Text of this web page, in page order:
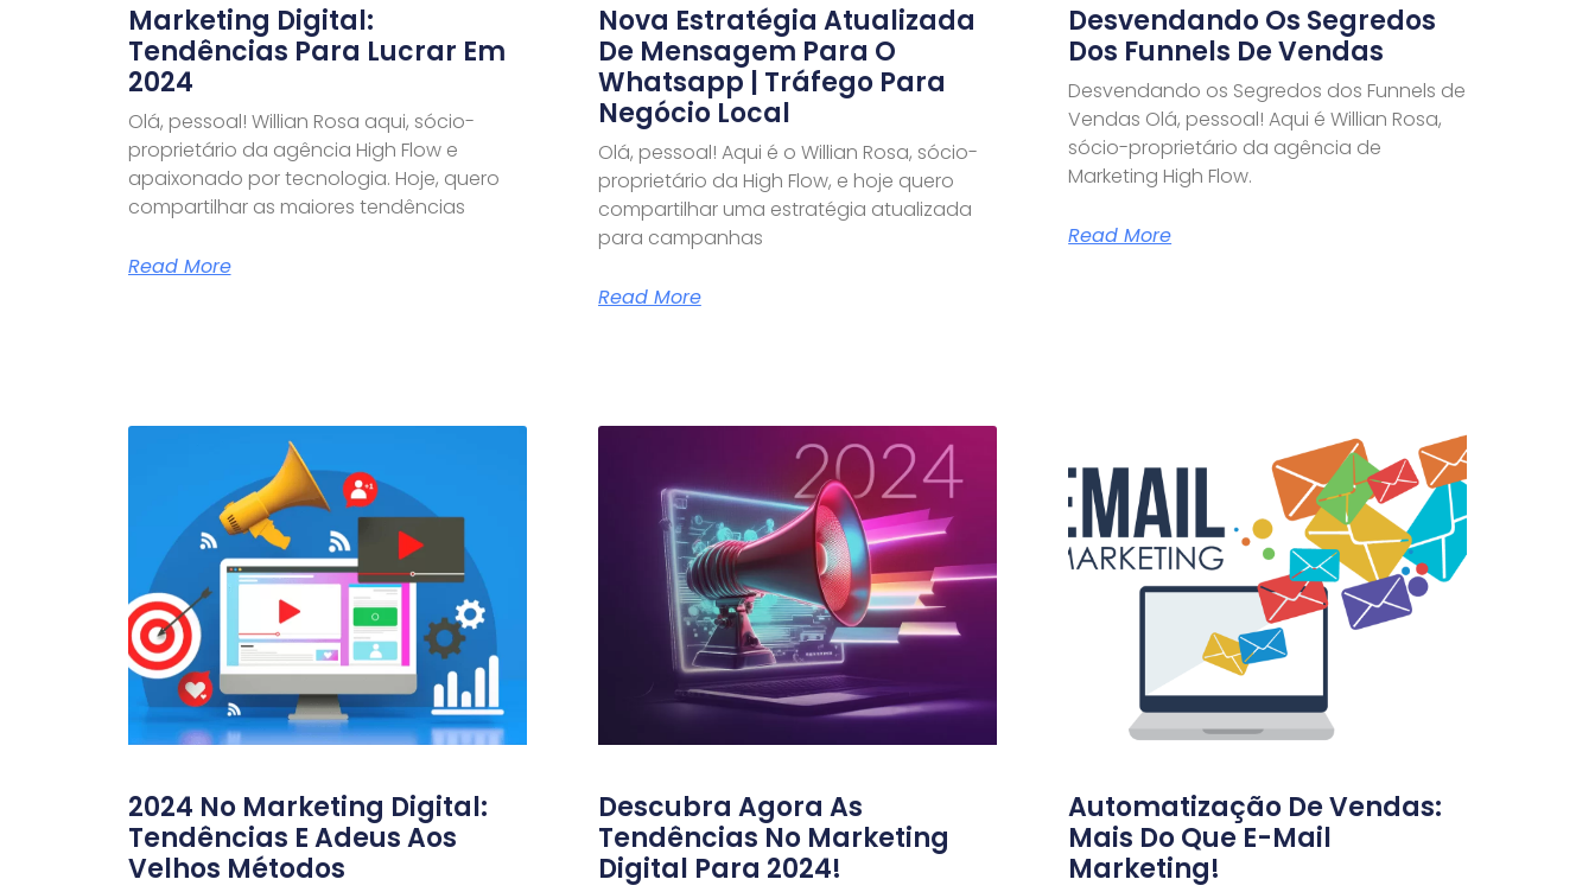
Marketing Digital:
Tendências Para Lucrar Em
2024
Olá, pessoal! Willian Rosa aqui, sócio-
proprietário da agência High Flow e
apaixonado por tecnologia. Hoje, quero
compartilhar as maiores tendências
Read More
Nova Estratégia Atualizada
De Mensagem Para O
Whatsapp | Tráfego Para
Negócio Local
Olá, pessoal! Aqui é o Willian Rosa, sócio-
proprietário da High Flow, e hoje quero
compartilhar uma estratégia atualizada
para campanhas
Read More
Desvendando Os Segredos
Dos Funnels De Vendas
Desvendando os Segredos dos Funnels de
Vendas Olá, pessoal! Aqui é Willian Rosa,
sócio-proprietário da agência de
Marketing High Flow.
Read More
2024 No Marketing Digital:
Tendências E Adeus Aos
Velhos Métodos
Descubra Agora As
Tendências No Marketing
Digital Para 2024!
Automatização De Vendas:
Mais Do Que E-Mail
Marketing!